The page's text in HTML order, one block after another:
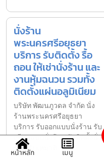
นั่งร้าน
พระนครศรีอยุธยา
บริการ รับติดตั้ง รื้อ
ถอน ให้เช่านั่งร้าน และ
งานหุ้มฉนวน รวมทั้ง
ติดตั้งแผ่นอลูมิเนียม
บริษัท พัฒนภูวดล จำกัด นั่ง
ร้านพระนครศรีอยุธยา
บริการ รับออกแบบนั่งร้าน รับ
เขียนแบบนั่งร้าน รับติดตั้งนั่ง
ร้าน รับเหมาติ
หน้าหลัก
เมนู